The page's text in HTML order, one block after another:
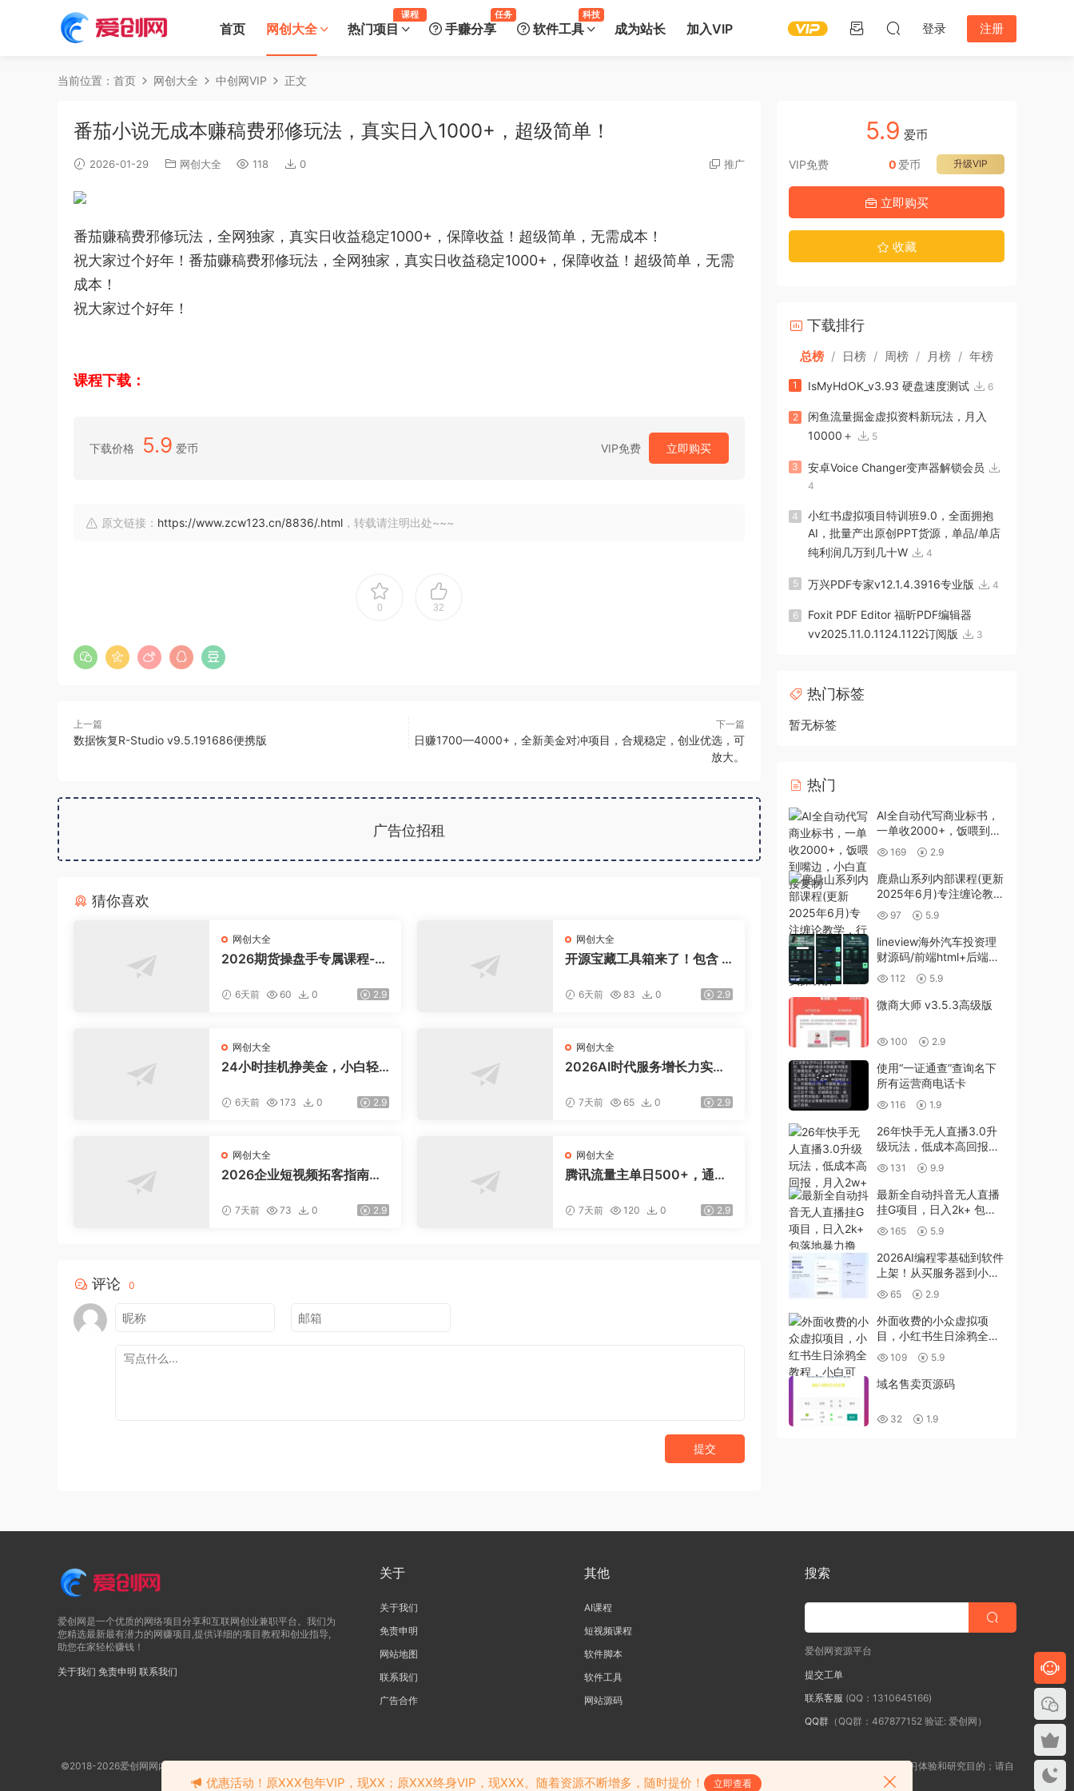
首页 网创大全 热门项目
课程
手赚分享
任务
软件工具
科技
成为站长 加入VIP 登录 注册
当前位置： 首页 网创大全 中创网VIP 正文
番茄小说无成本赚稿费邪修玩法，真实日入1000+，超级简单！
2026-01-29 网创大全 118 0 推广
番茄赚稿费邪修玩法，全网独家，真实日收益稳定1000+，保障收益！超级简单，无需成本！
祝大家过个好年！番茄赚稿费邪修玩法，全网独家，真实日收益稳定1000+，保障收益！超级简单，无需
成本！
祝大家过个好年！
课程下载：
下载价格 5.9 爱币 VIP免费 立即购买
原文链接： https://www.zcw123.cn/8836/.html ，转载请注明出处~~~
0 32
上一篇
数据恢复R-Studio v9.5.191686便携版
下一篇
日赚1700—4000+，全新美金对冲项目，合规稳定，创业优选，可
放大。
广告位招租
猜你喜欢
网创大全
2026期货操盘手专属课程-更
适配短线玩家打造成熟交易模
6天前 60 0 2.9
网创大全
开源宝藏工具箱来了！包含 P
0+ 工具，完全离线免费使用
6天前 83 0 2.9
网创大全
24小时挂机挣美金，小白轻
6天前 173 0 2.9
网创大全
2026AI时代服务增长力实战
法教学，破解门店客源流失低
7天前 65 0 2.9
网创大全
2026企业短视频拓客指南：
案镜头实操，打通公域引流私
7天前 73 0 2.9
网创大全
腾讯流量主单日500+，通过
稳定躺赚腾讯广告收益
7天前 120 0 2.9
评论 0
提交
5.9 爱币
VIP免费 升级VIP
0 爱币
立即购买
收藏
下载排行
总榜 / 日榜 / 周榜 / 月榜 / 年榜
1 IsMyHdOK_v3.93 硬盘速度测试 6
2
闲鱼流量掘金虚拟资料新玩法，月入
10000＋
5
3 安卓Voice Changer变声器解锁会员
4
4
小红书虚拟项目特训班9.0，全面拥抱
AI，批量产出原创PPT货源，单品/单店
纯利润几万到几十W
4
5 万兴PDF专家v12.1.4.3916专业版 4
6
Foxit PDF Editor 福昕PDF编辑器
vv2025.11.0.1124.1122订阅版
3
热门标签
暂无标签
热门
AI全自动代写商业标书，
一单收2000+，饭喂到嘴
边，小白直接复制
169 2.9
鹿鼎山系列内部课程(更新
2025年6月)专注缠论教
学，行情分析、学习答
疑、机会提示、实操讲解
97 5.9
lineview海外汽车投资理
财源码/前端html+后端
PHP112 5.9
微商大师 v3.5.3高级版
100 2.9
使用“一证通查”查询名下
所有运营商电话卡
116 1.9
26年快手无人直播3.0升
级玩法，低成本高回报，
月入2w+
131 9.9
最新全自动抖音无人直播
挂G项目，日入2k+ 包落
地暴力撸金，小白可做
【揭秘】
165 5.9
2026AI编程零基础到软件
上架！从买服务器到小程
序发布，普通人也能做出
自己的软件
65 2.9
外面收费的小众虚拟项
目，小红书生日涂鸦全教
程，小白可做，一天收益
单号50-2张
109 5.9
域名售卖页源码
32 1.9
爱创网是一个优质的网络项目分享和互联网创业兼职平台。我们为
您精选最新最有潜力的网赚项目,提供详细的项目教程和创业指导,
助您在家轻松赚钱！
关于我们 免责申明 联系我们
关于
关于我们
免责申明
网站地图
联系我们
广告合作
其他
AI课程
短视频课程
软件脚本
软件工具
网站源码
搜索
爱创网资源平台
提交工单
联系客服 (QQ：1310645166)
QQ群（QQ群：467877152 验证: 爱创网）
©2018-2026爱创网网内容全部来自网络，版权争议与本站无关，如果您认为侵犯了您的合法权益,请联系我们删除，并向所有持版权者致最深歉意！本站所发布的一切学习教程、软件等资料仅限用于学习体验和研究目的；请自
觉下载后24小时内删除，如果您喜欢该资料，请支持正版！
优惠活动！原XXX包年VIP，现XX；原XXX终身VIP，现XXX。随着资源不断增多，随时提价！ 立即查看